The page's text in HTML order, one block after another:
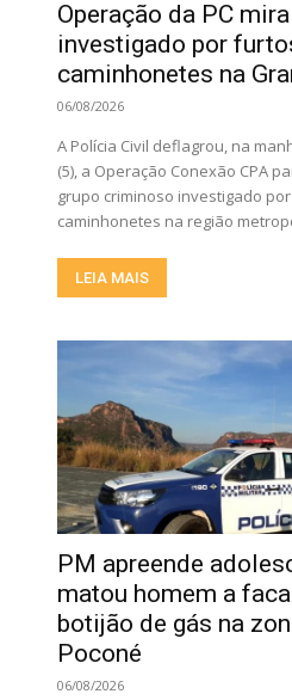
Operação da PC
investigado por
caminhonetes na
06/08/2026
A Polícia Civil deflagrou, na
(5), a Operação Conexão CPA
grupo criminoso investigado
caminhonetes na região
LEIA MAIS
PM apreende
matou homem a
botijão de gás na
Poconé
06/08/2026